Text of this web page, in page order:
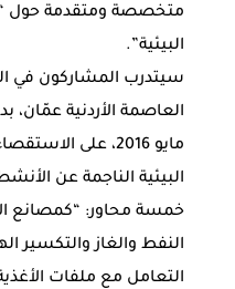
متخصصة ومتقدمة حول
البيئية”.
سيتدرب المشاركون في
مايو 2016، على
البيئية الناجمة عن
خمسة محاور: “كمصانع
النفط والغاز والتكسير
التعامل مع ملفات